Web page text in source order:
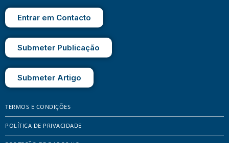
Entrar em Contacto
Submeter Publicação
Submeter Artigo
TERMOS E CONDIÇÕES
POLÍTICA DE PRIVACIDADE